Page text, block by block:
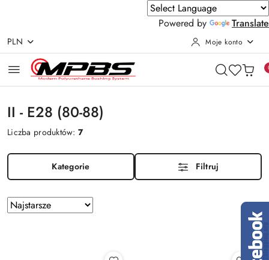
Powered by
Translate
Przejdź do treści głównej
Przejdź do wyszukiwarki
Przejdź do moje konto
Przejdź do menu głównego
Przejdź do stopki
PLN Moje konto
II - E28 (80-88)
Liczba produktów:7
Kategorie Filtruj
Zastosowano
sortowanie:
Sortuj
według